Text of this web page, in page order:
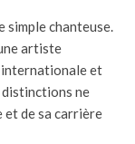
simple chanteuse.
artiste
internationale et
distinctions ne
et de sa carrière